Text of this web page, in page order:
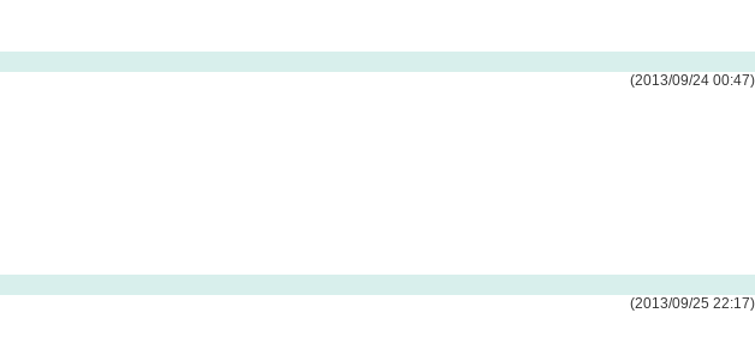
(2013/09/24 00:47)
(2013/09/25 22:17)